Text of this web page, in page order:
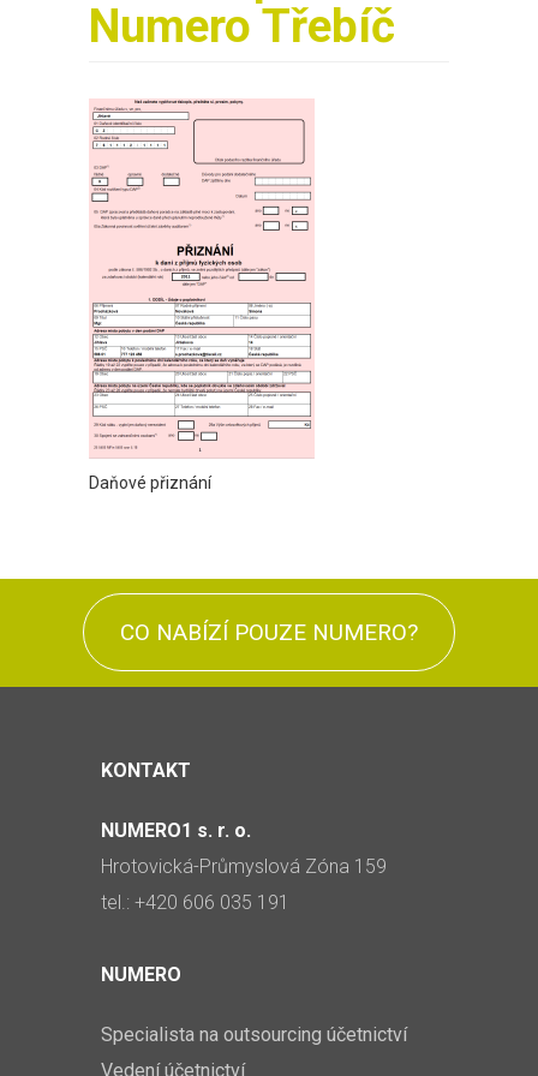
Numero Třebíč
Daňové přiznání
CO NABÍZÍ POUZE NUMERO?
KONTAKT
NUMERO1 s. r. o.
Hrotovická-Průmyslová Zóna 159
tel.: +420 606 035 191
NUMERO
Specialista na outsourcing účetnictví
Vedení účetnictví